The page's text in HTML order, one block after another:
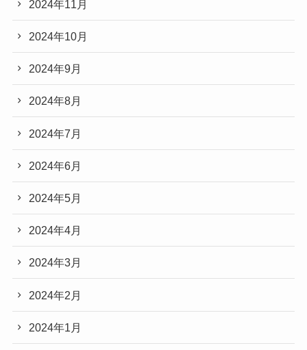
2024年11月
2024年10月
2024年9月
2024年8月
2024年7月
2024年6月
2024年5月
2024年4月
2024年3月
2024年2月
2024年1月